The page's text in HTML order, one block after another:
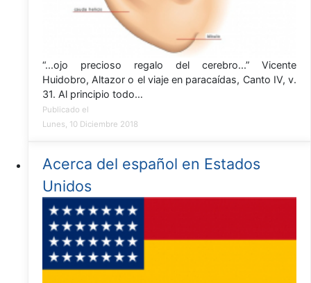
“...ojo precioso regalo del cerebro...” Vicente
Huidobro, Altazor o el viaje en paracaídas, Canto IV, v.
31. Al principio todo…
Publicado el
Lunes, 10 Diciembre 2018
Acerca del español en Estados
Unidos